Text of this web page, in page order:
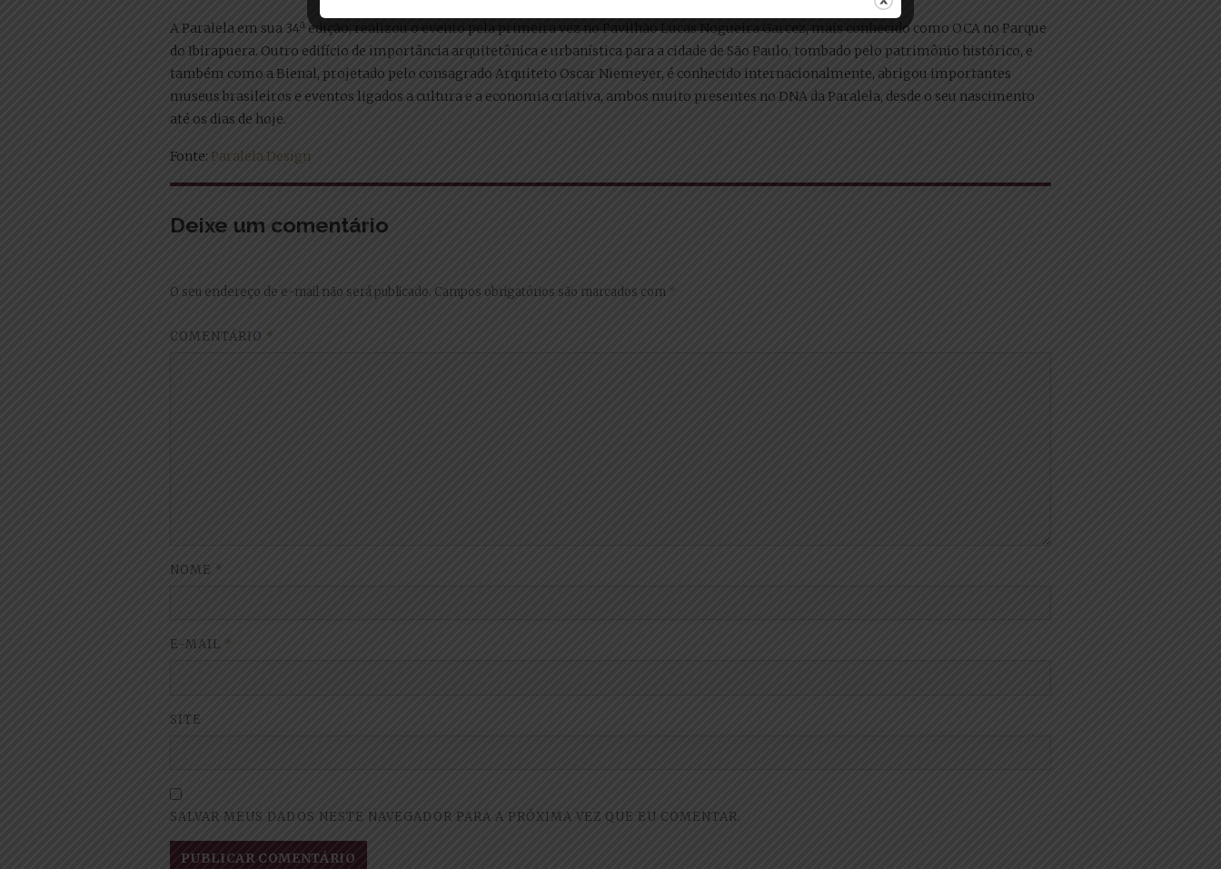
A Paralela em sua 34ª edição, realizou o evento pela primeira vez no Pavilhão Lucas Nogueira Garcez, mais conhecido como OCA no Parque
do Ibirapuera. Outro edifício de importância arquitetônica e urbanística para a cidade de São Paulo, tombado pelo patrimônio histórico, e
também como a Bienal, projetado pelo consagrado Arquiteto Oscar Niemeyer, é conhecido internacionalmente, abrigou importantes
museus brasileiros e eventos ligados a cultura e a economia criativa, ambos muito presentes no DNA da Paralela, desde o seu nascimento
até os dias de hoje.
Fonte: Paralela Design
Deixe um comentário
O seu endereço de e-mail não será publicado. Campos obrigatórios são marcados com *
COMENTÁRIO *
NOME *
E-MAIL *
SITE
SALVAR MEUS DADOS NESTE NAVEGADOR PARA A PRÓXIMA VEZ QUE EU COMENTAR.